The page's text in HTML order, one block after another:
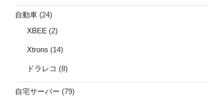
自動車 (24)
XBEE (2)
Xtrons (14)
ドラレコ (8)
自宅サーバー (79)